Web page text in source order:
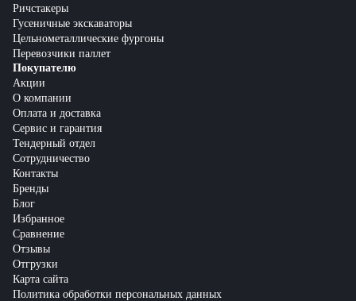
Ричстакеры
Гусеничные экскаваторы
Цельнометаллические фургоны
Перевозчики паллет
Покупателю
Акции
О компании
Оплата и доставка
Сервис и гарантия
Тендерный отдел
Сотрудничество
Контакты
Бренды
Блог
Избранное
Сравнение
Отзывы
Отгрузки
Карта сайта
Политика обработки персональных данных